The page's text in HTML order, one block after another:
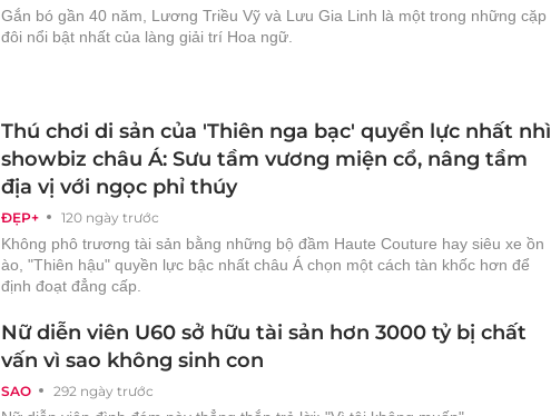
Gắn bó gần 40 năm, Lương Triều Vỹ và Lưu Gia Linh là một trong những cặp
đôi nổi bật nhất của làng giải trí Hoa ngữ.
ĐẸP+ 120 ngày trước
Thú chơi di sản của 'Thiên nga bạc' quyền lực nhất nhì
showbiz châu Á: Sưu tầm vương miện cổ, nâng tầm
địa vị với ngọc phỉ thúy
Không phô trương tài sản bằng những bộ đầm Haute Couture hay siêu xe ồn
ào, "Thiên hậu" quyền lực bậc nhất châu Á chọn một cách tàn khốc hơn để
định đoạt đẳng cấp.
SAO 292 ngày trước
Nữ diễn viên U60 sở hữu tài sản hơn 3000 tỷ bị chất
vấn vì sao không sinh con